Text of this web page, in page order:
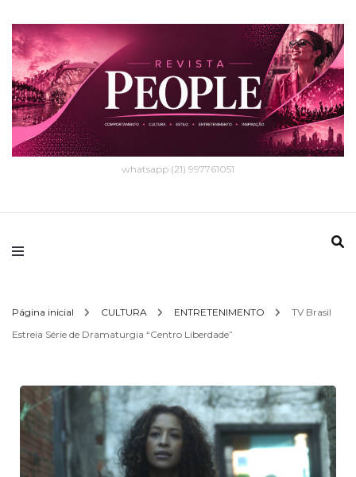
whatsapp (21) 997761051
Página inicial CULTURA ENTRETENIMENTO
TV Brasil
Estreia Série de Dramaturgia “Centro Liberdade”